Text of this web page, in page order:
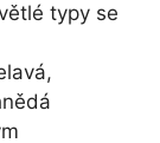
typy se